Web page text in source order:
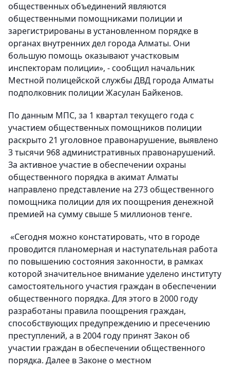
общественных объединений являются
общественными помощниками полиции и
зарегистрированы в установленном порядке в
органах внутренних дел города Алматы. Они
большую помощь оказывают участковым
инспекторам полиции», - сообщил начальник
Местной полицейской службы ДВД города Алматы
подполковник полиции Жасулан Байкенов.
По данным МПС, за 1 квартал текущего года с
участием общественных помощников полиции
раскрыто 21 уголовное правонарушение, выявлено
3 тысячи 968 административных правонарушений.
За активное участие в обеспечении охраны
общественного порядка в акимат Алматы
направлено представление на 273 общественного
помощника полиции для их поощрения денежной
премией на сумму свыше 5 миллионов тенге.
«Сегодня можно констатировать, что в городе
проводится планомерная и наступательная работа
по повышению состояния законности, в рамках
которой значительное внимание уделено институту
самостоятельного участия граждан в обеспечении
общественного порядка. Для этого в 2000 году
разработаны правила поощрения граждан,
способствующих предупреждению и пресечению
преступлений, а в 2004 году принят Закон об
участии граждан в обеспечении общественного
порядка. Далее в Законе о местном